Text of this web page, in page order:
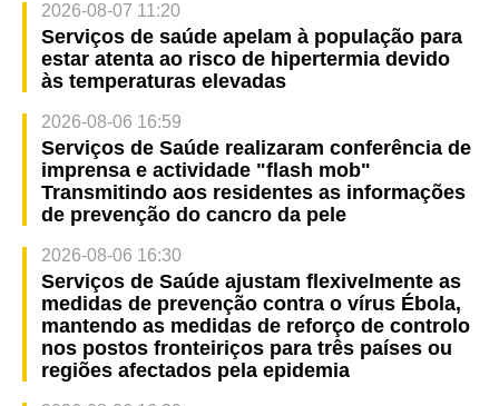
2026-08-07 11:20
Serviços de saúde apelam à população para
estar atenta ao risco de hipertermia devido
às temperaturas elevadas
2026-08-06 16:59
Serviços de Saúde realizaram conferência de
imprensa e actividade "flash mob"
Transmitindo aos residentes as informações
de prevenção do cancro da pele
2026-08-06 16:30
Serviços de Saúde ajustam flexivelmente as
medidas de prevenção contra o vírus Ébola,
mantendo as medidas de reforço de controlo
nos postos fronteiriços para três países ou
regiões afectados pela epidemia